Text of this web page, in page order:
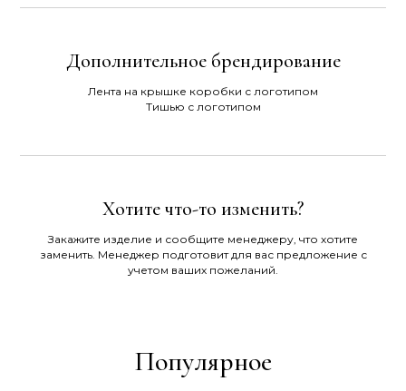
Дополнительное брендирование
Лента на крышке коробки с логотипом
Тишью с логотипом
Хотите что-то изменить?
Закажите изделие и сообщите менеджеру, что хотите
заменить. Менеджер подготовит для вас предложение с
учетом ваших пожеланий.
Популярное